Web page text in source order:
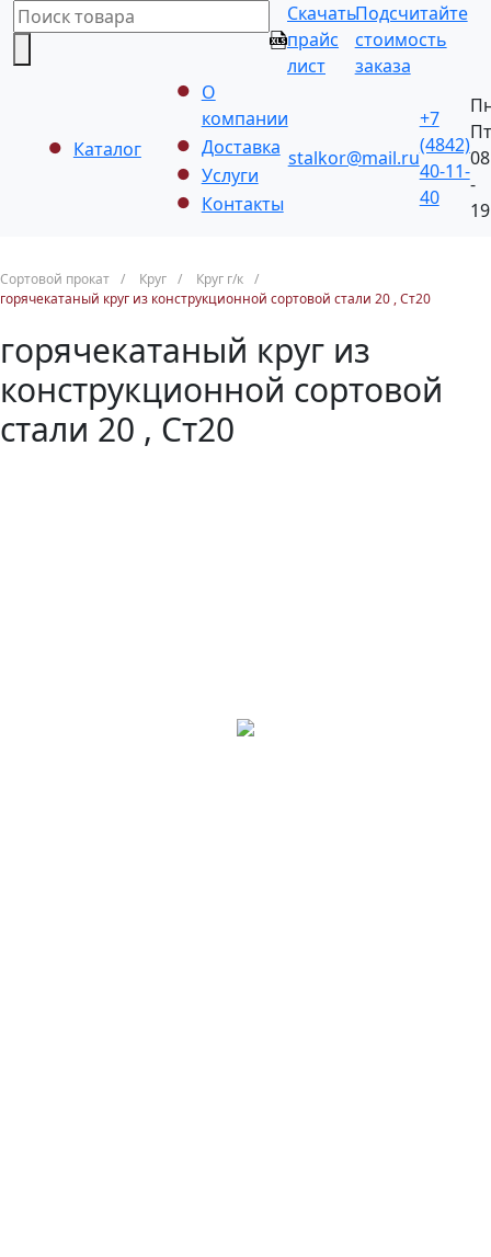
Скачать
прайс
лист
Подсчитайте
стоимость
заказа
Каталог
О
компании
Доставка
Услуги
Контакты
stalkor@mail.ru
+7
(4842)
40-11-
40
Пт
-
Сортовой прокат / Круг / Круг г/к /
горячекатаный круг из конструкционной сортовой стали 20 , Ст20
горячекатаный круг из
конструкционной сортовой
стали 20 , Ст20